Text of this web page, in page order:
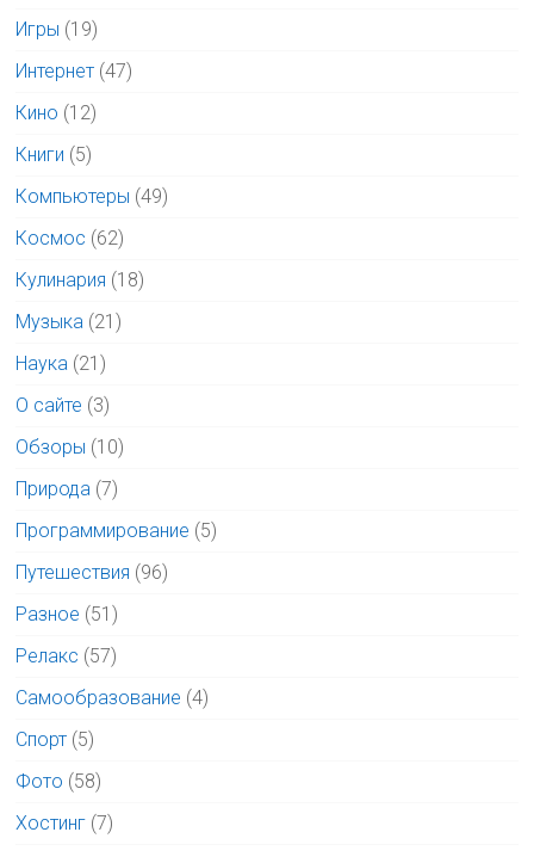
Игры (19)
Интернет (47)
Кино (12)
Книги (5)
Компьютеры (49)
Космос (62)
Кулинария (18)
Музыка (21)
Наука (21)
О сайте (3)
Обзоры (10)
Природа (7)
Программирование (5)
Путешествия (96)
Разное (51)
Релакс (57)
Самообразование (4)
Спорт (5)
Фото (58)
Хостинг (7)